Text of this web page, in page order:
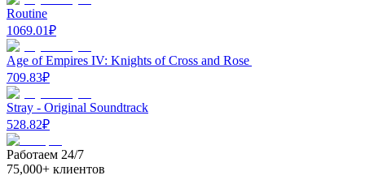
Routine
1069.01₽
Age of Empires IV: Knights of Cross and Rose
709.83₽
Stray - Original Soundtrack
528.82₽
Работаем 24/7
75,000+ клиентов